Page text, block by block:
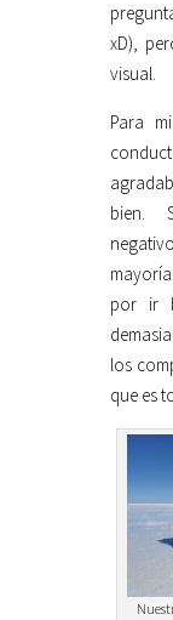
xD),
visual.
Para
bien.
por ir
los
que es